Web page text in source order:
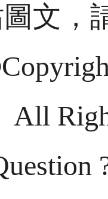
文，
All